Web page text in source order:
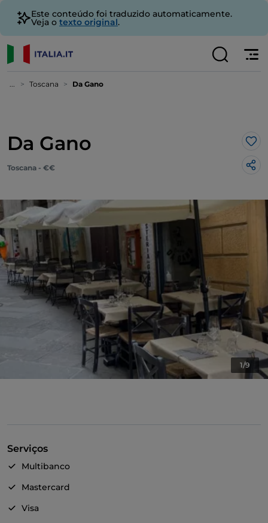
Este conteúdo foi traduzido automaticamente.
Veja o texto original.
... Toscana Da Gano
Da Gano
Toscana - €€
1/9
Serviços
Multibanco
Mastercard
Visa